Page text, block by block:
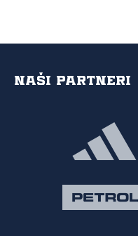
Naši partneri